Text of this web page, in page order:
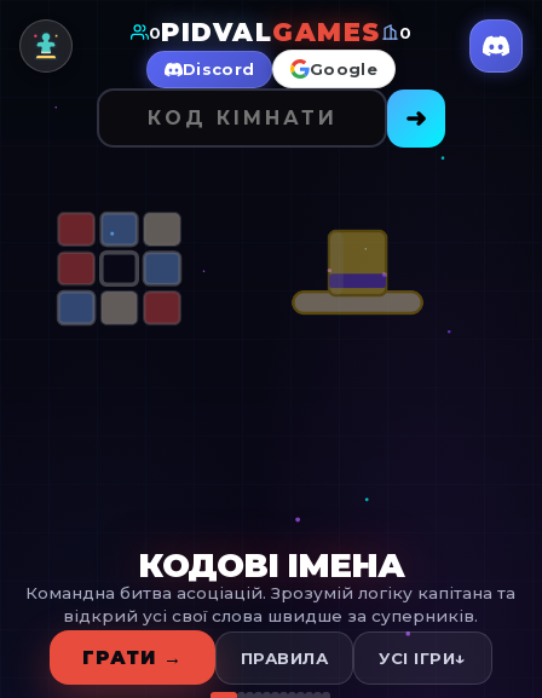
0PIDVALGAMES 0
Discord Google
➜
КОДОВІ ІМЕНА
Командна битва асоціацій. Зрозумій логіку капітана та
відкрий усі свої слова швидше за суперників.
ГРАТИ → ПРАВИЛА УСІ ІГРИ↓